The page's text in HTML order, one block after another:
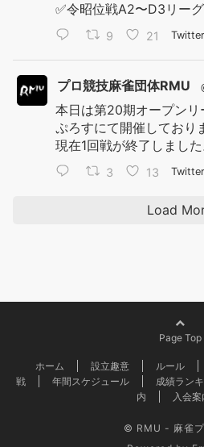
✅令昭位戦A2〜D3リーグ
9 21 Twitter
プロ競技麻雀団体RMU
本日は第20期オープン
ぷろすにて開催しており
現在1回戦が終了しました
3 13 Twitter
Load
Page Top
ホーム 設立趣意 ルール
戦
年間スケジュール 成績ラン
内
入会案
© RMU - 麻雀